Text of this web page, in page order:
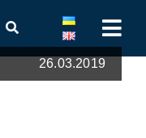
26.03.2019